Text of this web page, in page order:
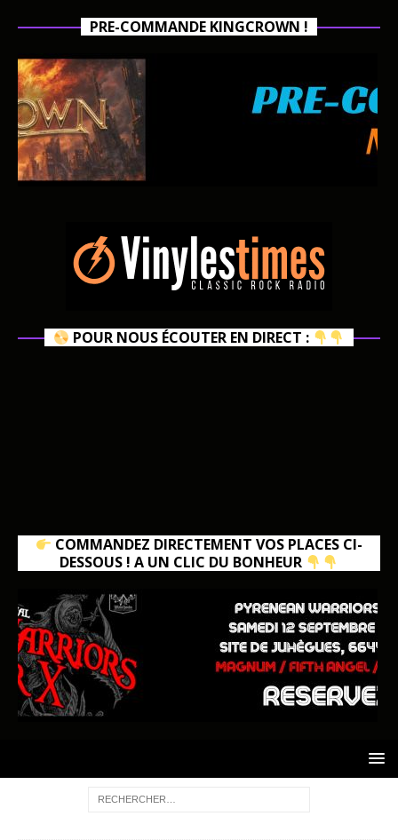
PRE-COMMANDE KINGCROWN !
POUR NOUS ÉCOUTER EN DIRECT :
COMMANDEZ DIRECTEMENT VOS PLACES CI-
DESSOUS ! A UN CLIC DU BONHEUR